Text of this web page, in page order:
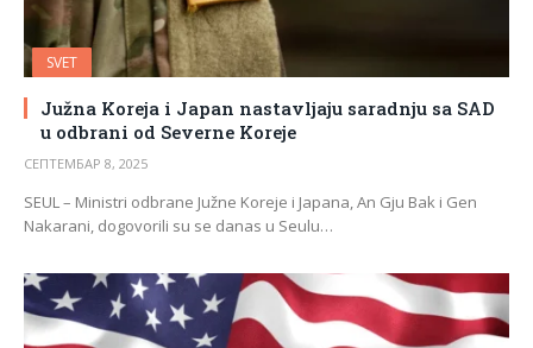
SVET
Južna Koreja i Japan nastavljaju saradnju sa SAD
u odbrani od Severne Koreje
СЕПТЕМБАР 8, 2025
SEUL – Ministri odbrane Južne Koreje i Japana, An Gju Bak i Gen
Nakarani, dogovorili su se danas u Seulu…